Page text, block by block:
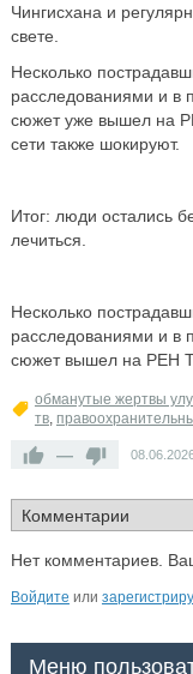
Чингисхана и
свете.
Несколько
расследованиями и в
сюжет уже вышел на
сети также шокируют.
Итог: люди остались
лечиться.
Несколько
расследованиями и в
сюжет вышел на РЕН
обманутые жертвы
тв,
—
Нет комментариев.
Войдите или
Меню